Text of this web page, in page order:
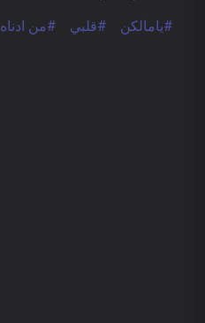
#يامالكن #قلبي #من ادناه